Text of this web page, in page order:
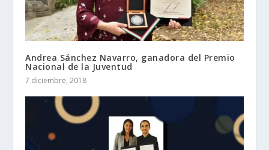
Andrea Sánchez Navarro, ganadora del Premio
Nacional de la Juventud
7 diciembre, 2018